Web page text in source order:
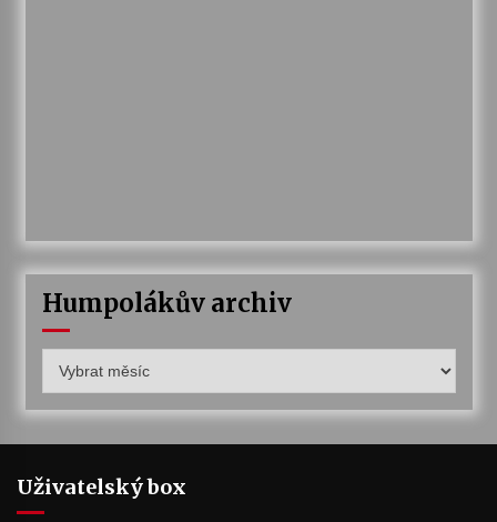
Humpolákův archiv
archiv
Uživatelský box